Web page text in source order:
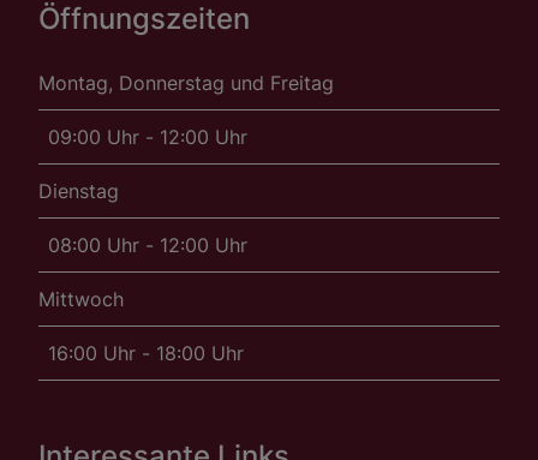
Öffnungszeiten
Montag, Donnerstag und Freitag
09:00 Uhr - 12:00 Uhr
Dienstag
08:00 Uhr - 12:00 Uhr
Mittwoch
16:00 Uhr - 18:00 Uhr